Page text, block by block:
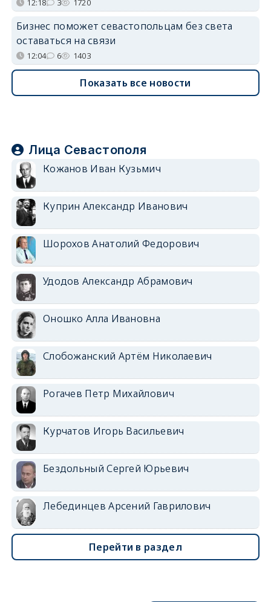
12:18 3 1720
Бизнес поможет севастопольцам без света
оставаться на связи
12:04 6 1403
Показать все новости
Лица Севастополя
Кожанов Иван Кузьмич
Куприн Александр Иванович
Шорохов Анатолий Федорович
Удодов Александр Абрамович
Оношко Алла Ивановна
Слобожанский Артём Николаевич
Рогачев Петр Михайлович
Курчатов Игорь Васильевич
Бездольный Сергей Юрьевич
Лебединцев Арсений Гаврилович
Перейти в раздел